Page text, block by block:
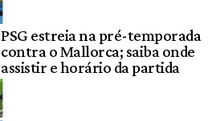
PSG estreia na pré-temporada
contra o Mallorca; saiba onde
assistir e horário da partida